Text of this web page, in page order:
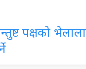
पक्षको